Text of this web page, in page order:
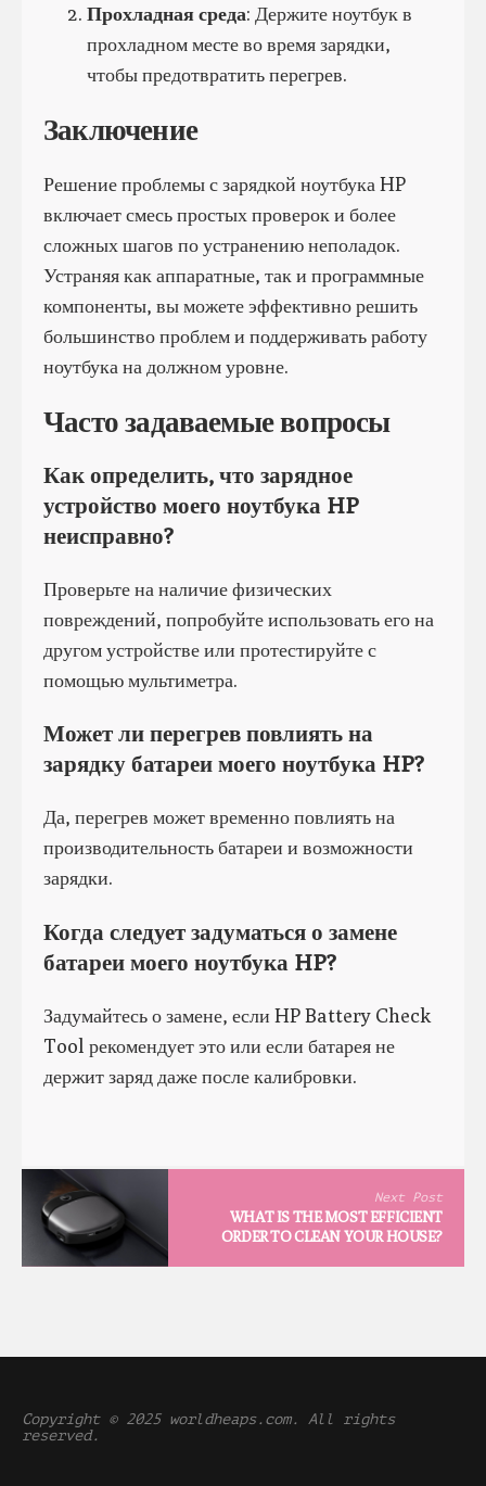
Прохладная среда: Держите ноутбук в
прохладном месте во время зарядки,
чтобы предотвратить перегрев.
Заключение
Решение проблемы с зарядкой ноутбука HP
включает смесь простых проверок и более
сложных шагов по устранению неполадок.
Устраняя как аппаратные, так и программные
компоненты, вы можете эффективно решить
большинство проблем и поддерживать работу
ноутбука на должном уровне.
Часто задаваемые вопросы
Как определить, что зарядное
устройство моего ноутбука HP
неисправно?
Проверьте на наличие физических
повреждений, попробуйте использовать его на
другом устройстве или протестируйте с
помощью мультиметра.
Может ли перегрев повлиять на
зарядку батареи моего ноутбука HP?
Да, перегрев может временно повлиять на
производительность батареи и возможности
зарядки.
Когда следует задуматься о замене
батареи моего ноутбука HP?
Задумайтесь о замене, если HP Battery Check
Tool рекомендует это или если батарея не
держит заряд даже после калибровки.
Next Post
WHAT IS THE MOST EFFICIENT
ORDER TO CLEAN YOUR HOUSE?
Copyright © 2025 worldheaps.com. All rights
reserved.